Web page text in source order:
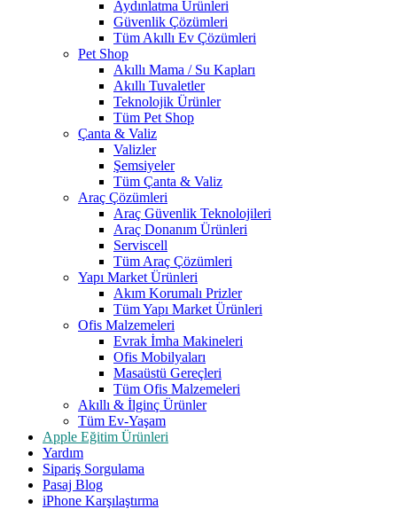
Aydınlatma Ürünleri
Güvenlik Çözümleri
Tüm Akıllı Ev Çözümleri
Pet Shop
Akıllı Mama / Su Kapları
Akıllı Tuvaletler
Teknolojik Ürünler
Tüm Pet Shop
Çanta & Valiz
Valizler
Şemsiyeler
Tüm Çanta & Valiz
Araç Çözümleri
Araç Güvenlik Teknolojileri
Araç Donanım Ürünleri
Serviscell
Tüm Araç Çözümleri
Yapı Market Ürünleri
Akım Korumalı Prizler
Tüm Yapı Market Ürünleri
Ofis Malzemeleri
Evrak İmha Makineleri
Ofis Mobilyaları
Masaüstü Gereçleri
Tüm Ofis Malzemeleri
Akıllı & İlginç Ürünler
Tüm Ev-Yaşam
Apple Eğitim Ürünleri
Yardım
Sipariş Sorgulama
Pasaj Blog
iPhone Karşılaştırma